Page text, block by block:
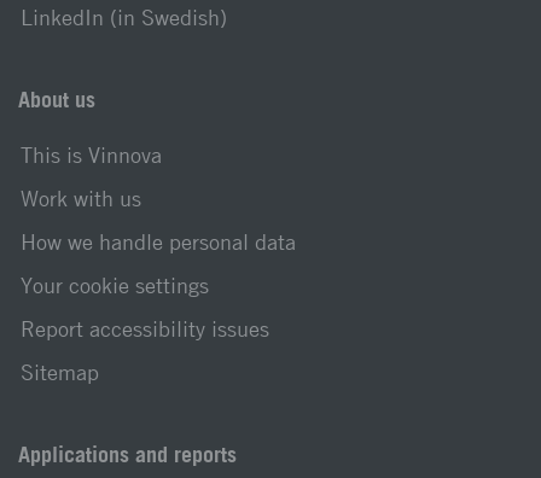
LinkedIn (in Swedish)
About us
This is Vinnova
Work with us
How we handle personal data
Your cookie settings
Report accessibility issues
Sitemap
Applications and reports